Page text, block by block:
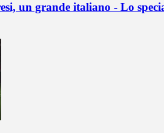
un grande italiano - Lo